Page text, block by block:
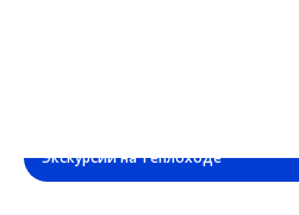
Экскурсии на теплоходе